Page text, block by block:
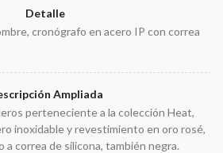
Detalle
cronógrafo en acero IP con correa
Ampliada
perteneciente a la colección Heat,
inoxidable y revestimiento en oro rosé,
correa de silicona, también negra.